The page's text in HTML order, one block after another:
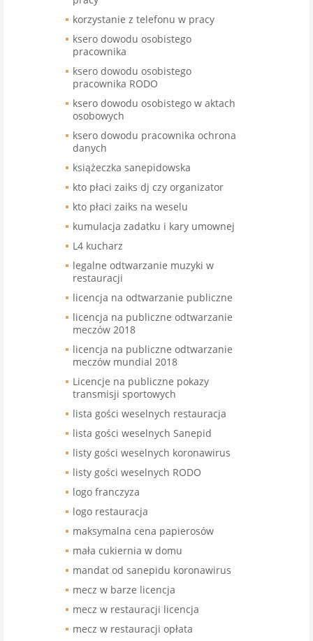
korzystanie z telefonu w pracy
ksero dowodu osobistego
pracownika
ksero dowodu osobistego
pracownika RODO
ksero dowodu osobistego w aktach
osobowych
ksero dowodu pracownika ochrona
danych
książeczka sanepidowska
kto płaci zaiks dj czy organizator
kto płaci zaiks na weselu
kumulacja zadatku i kary umownej
L4 kucharz
legalne odtwarzanie muzyki w
restauracji
licencja na odtwarzanie publiczne
licencja na publiczne odtwarzanie
meczów 2018
licencja na publiczne odtwarzanie
meczów mundial 2018
Licencje na publiczne pokazy
transmisji sportowych
lista gości weselnych restauracja
lista gości weselnych Sanepid
listy gości weselnych koronawirus
listy gości weselnych RODO
logo franczyza
logo restauracja
maksymalna cena papierosów
mała cukiernia w domu
mandat od sanepidu koronawirus
mecz w barze licencja
mecz w restauracji licencja
mecz w restauracji opłata